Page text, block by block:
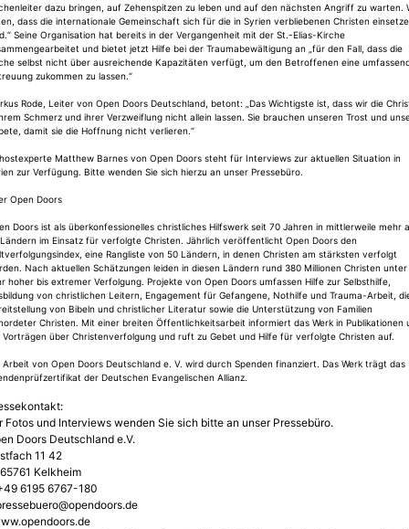
dazu bringen, auf Zehenspitzen zu leben und auf den nächsten Angriff zu warten.
dass die internationale Gemeinschaft sich für die in Syrien verbliebenen Christen
Seine Organisation hat bereits in der Vergangenheit mit der St.-Elias-Kirche
und bietet jetzt Hilfe bei der Traumabewältigung an „für den Fall, dass die
selbst nicht über ausreichende Kapazitäten verfügt, um den Betroffenen eine
zukommen zu lassen.“
Rode, Leiter von Open Doors Deutschland, betont: „Das Wichtigste ist, dass wir die
Schmerz und ihrer Verzweiflung nicht allein lassen. Sie brauchen unseren Trost und
damit sie die Hoffnung nicht verlieren.“
Matthew Barnes von Open Doors steht für Interviews zur aktuellen Situation in
zur Verfügung. Bitte wenden Sie sich hierzu an unser Pressebüro.
Open Doors
Doors ist als überkonfessionelles christliches Hilfswerk seit 70 Jahren in mittlerweile mehr
im Einsatz für verfolgte Christen. Jährlich veröffentlicht Open Doors den
eine Rangliste von 50 Ländern, in denen Christen am stärksten verfolgt
Nach aktuellen Schätzungen leiden in diesen Ländern rund 380 Millionen Christen unter
hoher bis extremer Verfolgung. Projekte von Open Doors umfassen Hilfe zur Selbsthilfe,
von christlichen Leitern, Engagement für Gefangene, Nothilfe und Trauma-Arbeit,
von Bibeln und christlicher Literatur sowie die Unterstützung von Familien
Christen. Mit einer breiten Öffentlichkeitsarbeit informiert das Werk in Publikationen
Vorträgen über Christenverfolgung und ruft zu Gebet und Hilfe für verfolgte Christen auf.
Arbeit von Open Doors Deutschland e. V. wird durch Spenden finanziert. Das Werk trägt das
der Deutschen Evangelischen Allianz.
Fotos und Interviews wenden Sie sich bitte an unser Pressebüro.
Doors Deutschland e.V.
11 42
Kelkheim
6195 6767-180